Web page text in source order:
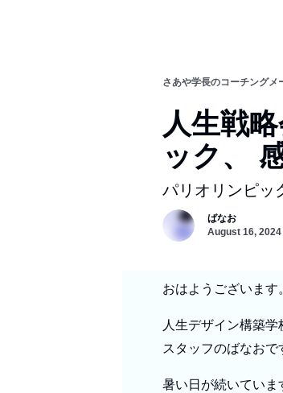
さあや学長のコーチングメ
人生戦
ック、
パリオリンピッ
ばなお
August 16, 2024
おはようございます
人生デザイン構築
スタッフのばなおで
暑い日が続いていま